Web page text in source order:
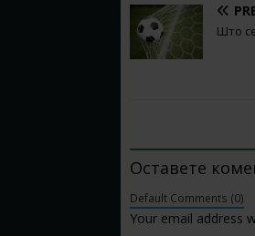
Што
Оставете
Default Comments (0)
Your email address